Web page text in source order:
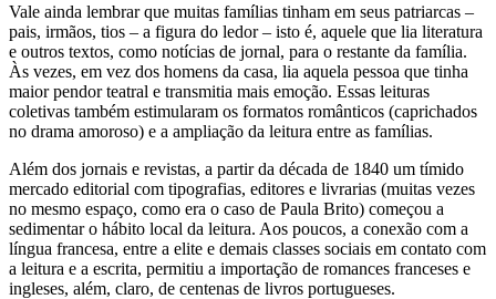
Vale ainda lembrar que muitas famílias tinham em seus patriarcas –
pais, irmãos, tios – a figura do ledor – isto é, aquele que lia literatura
e outros textos, como notícias de jornal, para o restante da família.
Às vezes, em vez dos homens da casa, lia aquela pessoa que tinha
maior pendor teatral e transmitia mais emoção. Essas leituras
coletivas também estimularam os formatos românticos (caprichados
no drama amoroso) e a ampliação da leitura entre as famílias.
Além dos jornais e revistas, a partir da década de 1840 um tímido
mercado editorial com tipografias, editores e livrarias (muitas vezes
no mesmo espaço, como era o caso de Paula Brito) começou a
sedimentar o hábito local da leitura. Aos poucos, a conexão com a
língua francesa, entre a elite e demais classes sociais em contato com
a leitura e a escrita, permitiu a importação de romances franceses e
ingleses, além, claro, de centenas de livros portugueses.